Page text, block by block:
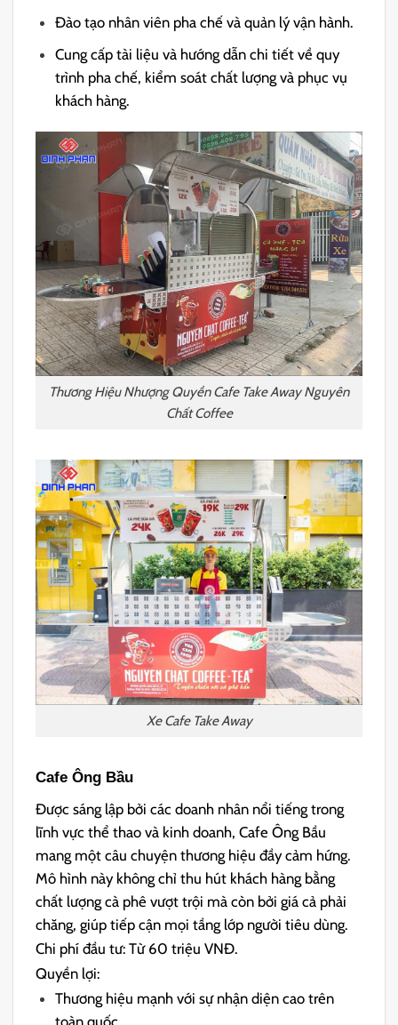
Đào tạo nhân viên pha chế và quản lý vận hành.
Cung cấp tài liệu và hướng dẫn chi tiết về quy
trình pha chế, kiểm soát chất lượng và phục vụ
khách hàng.
Thương Hiệu Nhượng Quyền Cafe Take Away Nguyên
Chất Coffee
Xe Cafe Take Away
Cafe Ông Bầu
Được sáng lập bởi các doanh nhân nổi tiếng trong
lĩnh vực thể thao và kinh doanh, Cafe Ông Bầu
mang một câu chuyện thương hiệu đầy cảm hứng.
Mô hình này không chỉ thu hút khách hàng bằng
chất lượng cà phê vượt trội mà còn bởi giá cả phải
chăng, giúp tiếp cận mọi tầng lớp người tiêu dùng.
Chi phí đầu tư: Từ 60 triệu VNĐ.
Quyền lợi:
Thương hiệu mạnh với sự nhận diện cao trên
toàn quốc.